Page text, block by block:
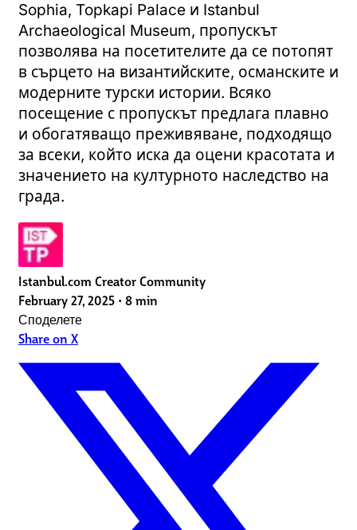
Sophia, Topkapi Palace и Istanbul
Archaeological Museum, пропускът
позволява на посетителите да се потопят
в сърцето на византийските, османските и
модерните турски истории. Всяко
посещение с пропускът предлага плавно
и обогатяващо преживяване, подходящо
за всеки, който иска да оцени красотата и
значението на културното наследство на
града.
Istanbul.com Creator Community
February 27, 2025 • 8 min
Споделете
Share on X